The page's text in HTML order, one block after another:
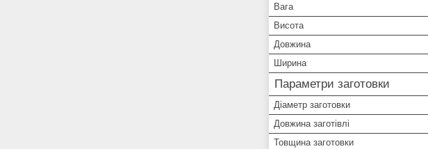
Вага
Висота
Довжина
Ширина
Параметри заготовки
Діаметр заготовки
Довжина заготівлі
Товщина заготовки